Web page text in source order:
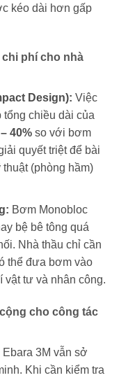
kéo dài hơn gấp
phí cho nhà
Design): Việc
chiều dài của
40%so với bơm
quyết triệt để bài
(phòng hầm)
Bơm Monobloc
bệ bê tông quá
Nhà thầu chỉ cần
thể đưa bơm vào
vật tư và nhân công.
cho công tác
Ebara 3M vẫn sở
Khi cần kiểm tra